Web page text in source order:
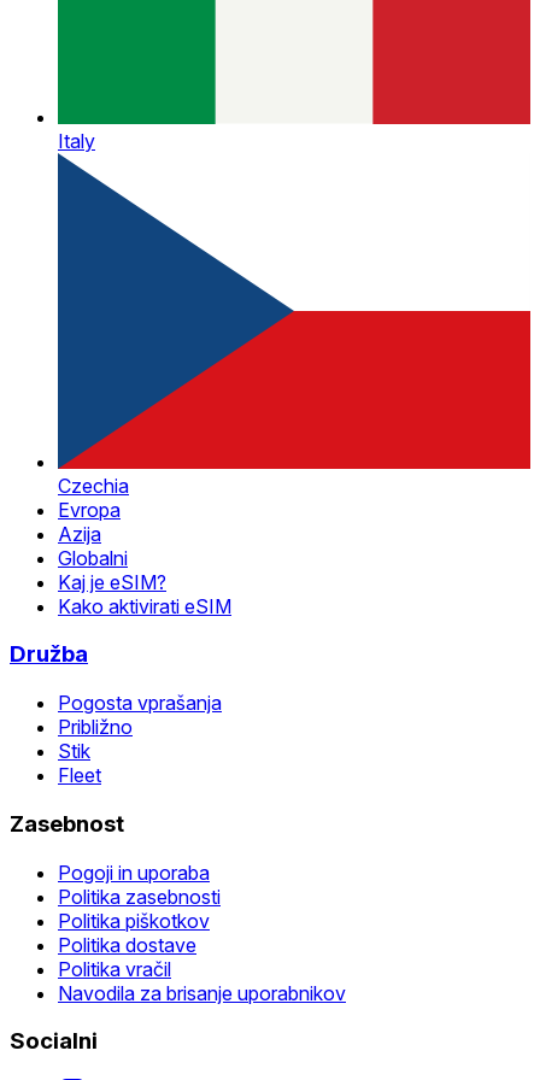
Italy
Czechia
Evropa
Azija
Globalni
Kaj je eSIM?
Kako aktivirati eSIM
Družba
Pogosta vprašanja
Približno
Stik
Fleet
Zasebnost
Pogoji in uporaba
Politika zasebnosti
Politika piškotkov
Politika dostave
Politika vračil
Navodila za brisanje uporabnikov
Socialni